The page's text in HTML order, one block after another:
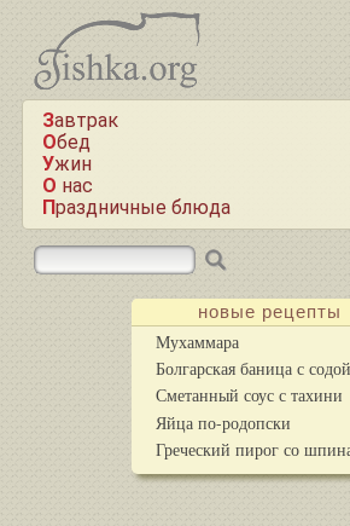
Завтрак
Обед
Ужин
О нас
Праздничные блюда
новые рецепты
Мухаммара
Болгарская баница с содой
Сметанный соус с тахини
Яйца по-родопски
Греческий пирог со